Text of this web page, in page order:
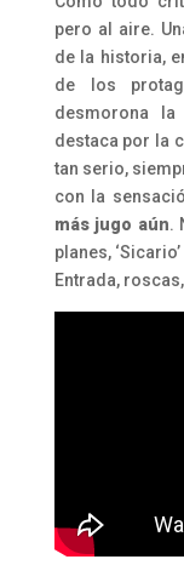
pero al aire.
de la historia,
de los
desmorona
destaca por la
tan serio,
con la
más jugo aún.
planes,
Entrada,